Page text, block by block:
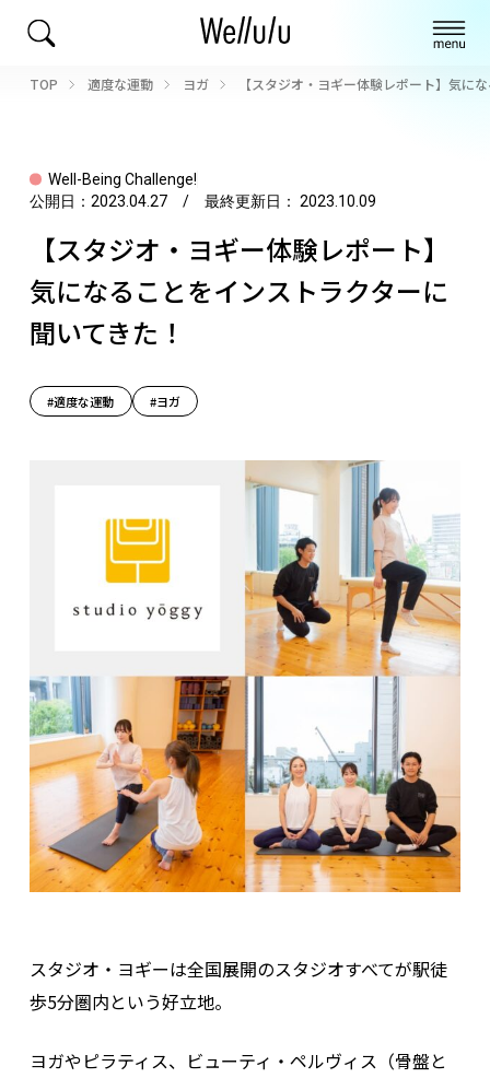
TOP 適度な運動 ヨガ 【スタジオ・ヨギー体験レポート】気に
Well-Being Challenge!
公開日： 2023.04.27/ 最終更新日： 2023.10.09
【スタジオ・ヨギー体験レポート】
気になることをインストラクターに
聞いてきた！
#適度な運動 #ヨガ
スタジオ・ヨギーは全国展開のスタジオすべてが駅徒
歩5分圏内という好立地。
ヨガやピラティス、ビューティ・ペルヴィス（骨盤と